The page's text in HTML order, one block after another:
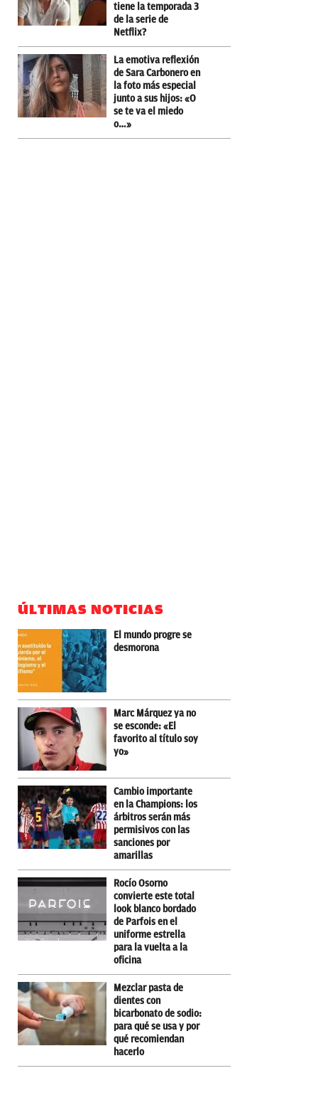
tiene la temporada 3
de la serie de
Netflix?
La emotiva reflexión
de Sara Carbonero en
la foto más especial
junto a sus hijos: «O
se te va el miedo
o…»
ÚLTIMAS NOTICIAS
El mundo progre se
desmorona
Marc Márquez ya no
se esconde: «El
favorito al título soy
yo»
Cambio importante
en la Champions: los
árbitros serán más
permisivos con las
sanciones por
amarillas
Rocío Osorno
convierte este total
look blanco bordado
de Parfois en el
uniforme estrella
para la vuelta a la
oficina
Mezclar pasta de
dientes con
bicarbonato de sodio:
para qué se usa y por
qué recomiendan
hacerlo